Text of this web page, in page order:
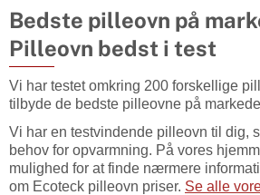
Bedste pilleovn på
Pilleovn bedst i test
Vi har testet omkring 200 forskellige
tilbyde de bedste pilleovne på
Vi har en testvindende pilleovn til dig,
behov for opvarmning. På vores
mulighed for at finde nærmere
om Ecoteck pilleovn priser. Se alle